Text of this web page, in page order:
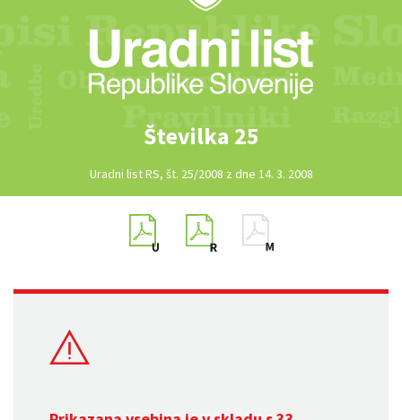
Številka 25
Uradni list RS, št. 25/2008 z dne 14. 3. 2008